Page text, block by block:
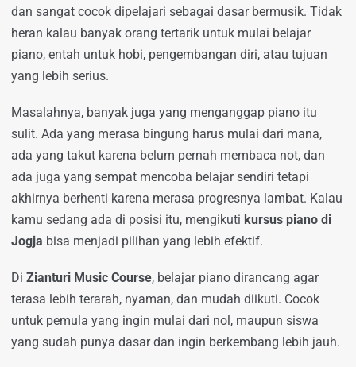
dan sangat cocok dipelajari sebagai dasar bermusik. Tidak
heran kalau banyak orang tertarik untuk mulai belajar
piano, entah untuk hobi, pengembangan diri, atau tujuan
yang lebih serius.
Masalahnya, banyak juga yang menganggap piano itu
sulit. Ada yang merasa bingung harus mulai dari mana,
ada yang takut karena belum pernah membaca not, dan
ada juga yang sempat mencoba belajar sendiri tetapi
akhirnya berhenti karena merasa progresnya lambat. Kalau
kamu sedang ada di posisi itu, mengikuti kursus piano di
Jogja bisa menjadi pilihan yang lebih efektif.
Di Zianturi Music Course, belajar piano dirancang agar
terasa lebih terarah, nyaman, dan mudah diikuti. Cocok
untuk pemula yang ingin mulai dari nol, maupun siswa
yang sudah punya dasar dan ingin berkembang lebih jauh.